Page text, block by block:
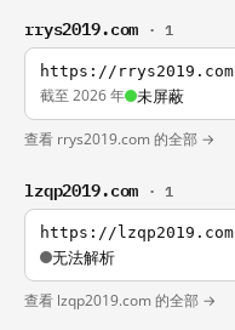
rrys2019.com · 1
https://rrys2019.com
截至 2026 年 未屏蔽
查看 rrys2019.com 的全部 →
lzqp2019.com · 1
https://lzqp2019.com
无法解析
查看 lzqp2019.com 的全部 →